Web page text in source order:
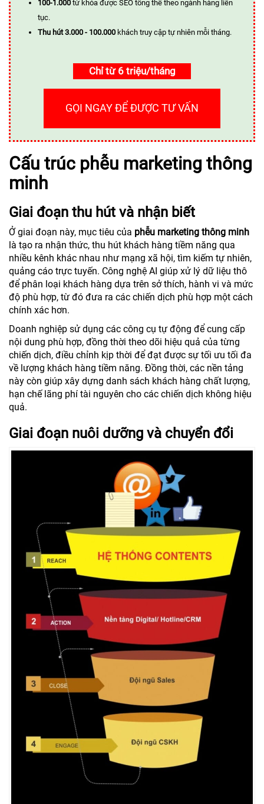
100-1.000 từ khóa được SEO tổng thể theo ngành hàng liên
tục.
Thu hút 3.000 - 100.000 khách truy cập tự nhiên mỗi tháng.
Chỉ từ 6 triệu/tháng
GỌI NGAY ĐỂ ĐƯỢC TƯ VẤN
Cấu trúc phễu marketing thông
minh
Giai đoạn thu hút và nhận biết
Ở giai đoạn này, mục tiêu của phễu marketing thông minh
là tạo ra nhận thức, thu hút khách hàng tiềm năng qua
nhiều kênh khác nhau như mạng xã hội, tìm kiếm tự nhiên,
quảng cáo trực tuyến. Công nghệ AI giúp xử lý dữ liệu thô
để phân loại khách hàng dựa trên sở thích, hành vi và mức
độ phù hợp, từ đó đưa ra các chiến dịch phù hợp một cách
chính xác hơn.
Doanh nghiệp sử dụng các công cụ tự động để cung cấp
nội dung phù hợp, đồng thời theo dõi hiệu quả của từng
chiến dịch, điều chỉnh kịp thời để đạt được sự tối ưu tối đa
về lượng khách hàng tiềm năng. Đồng thời, các nền tảng
này còn giúp xây dựng danh sách khách hàng chất lượng,
hạn chế lãng phí tài nguyên cho các chiến dịch không hiệu
quả.
Giai đoạn nuôi dưỡng và chuyển đổi